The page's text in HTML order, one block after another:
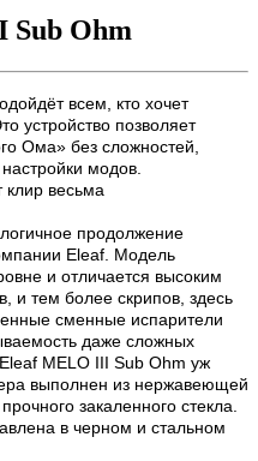
Ohm
всем, кто хочет
устройство позволяет
Ома» без сложностей,
модов.
клир весьма
продолжение
Eleaf. Модель
и отличается высоким
и тем более скрипов, здесь
сменные испарители
даже сложных
MELO III Sub Ohm уж
выполнен из нержавеющей
закаленного стекла.
в черном и стальном